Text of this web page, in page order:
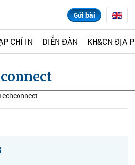
Gửi bài
CHÍ IN DIỄN ĐÀN KH&CN ĐỊA